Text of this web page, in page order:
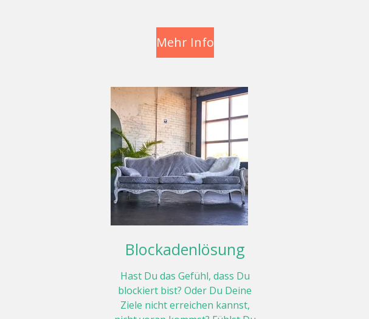
Mehr Info
Blockadenlösung
Hast Du das Gefühl, dass Du
blockiert bist? Oder Du Deine
Ziele nicht erreichen kannst,